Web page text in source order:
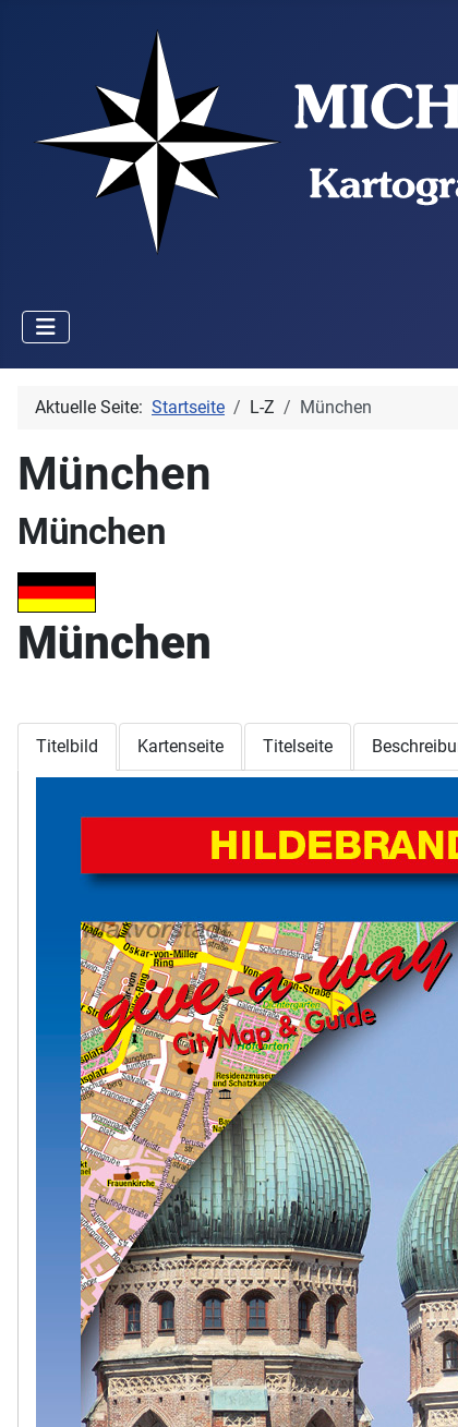
Aktuelle Seite: Startseite L-Z München
München
München
München
Titelbild Kartenseite Titelseite